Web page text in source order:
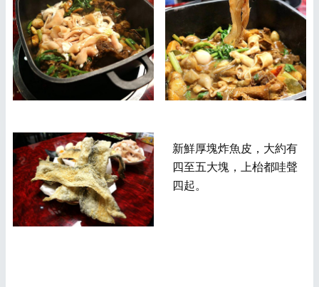
新鮮厚塊炸魚皮，大約有
四至五大塊，上枱都哇聲
四起。